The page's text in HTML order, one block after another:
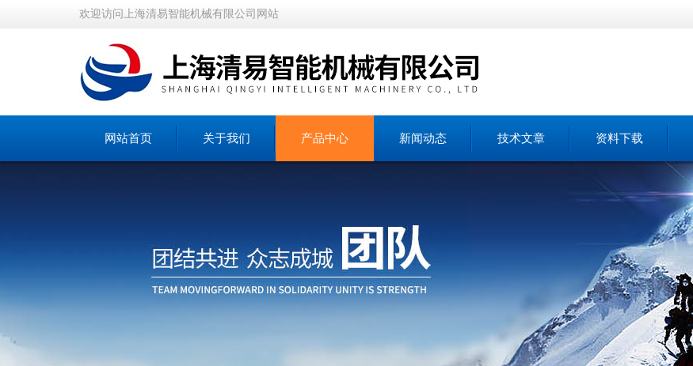
欢迎访问上海清易智能机械有限公司网站
网站首页 关于我们 产品中心 新闻动态 技术文章 资料下载